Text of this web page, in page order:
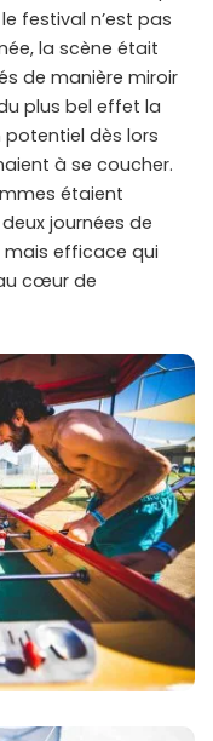
festival n’est pas
la scène était
de manière miroir
plus bel effet la
potentiel dès lors
à se coucher.
étaient
journées de
mais efficace qui
cœur de